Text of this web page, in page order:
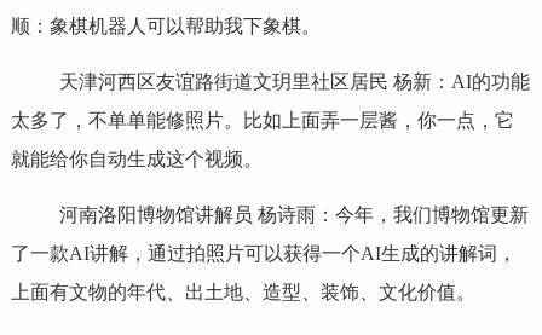
顺：象棋机器人可以帮助我下象棋。
天津河西区友谊路街道文玥里社区居民 杨新：AI的功能
太多了，不单单能修照片。比如上面弄一层酱，你一点，它
就能给你自动生成这个视频。
河南洛阳博物馆讲解员 杨诗雨：今年，我们博物馆更新
了一款AI讲解，通过拍照片可以获得一个AI生成的讲解词，
上面有文物的年代、出土地、造型、装饰、文化价值。